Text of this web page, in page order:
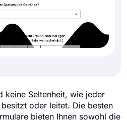
keine Seltenheit, wie jeder
oder leitet. Die besten
bieten Ihnen sowohl die